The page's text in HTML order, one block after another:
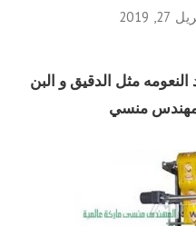
27, 2019
النعومه مثل الدقيق و البن